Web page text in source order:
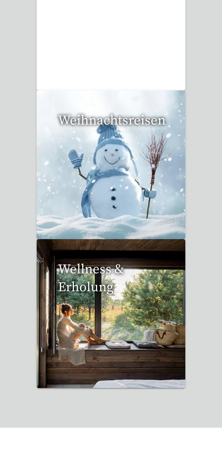
Weihnachtsreisen
17 Reisen gefunden
Wellness &
Erholung
12 Reisen gefunden